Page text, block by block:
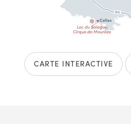
CARTE INTERACTIVE